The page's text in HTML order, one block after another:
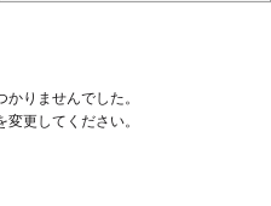
りませんでした。
更してください。